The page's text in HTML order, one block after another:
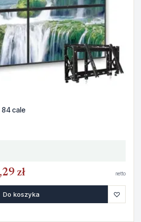
84 cale
zł netto
Do koszyka ♡